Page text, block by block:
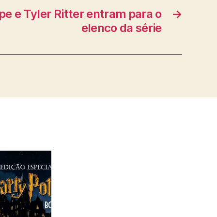
→
e Tyler Ritter entram para o
elenco da série